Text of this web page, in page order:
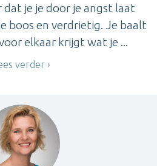
je je door je angst laat
boos en verdrietig. Je baalt
elkaar krijgt wat je ...
verder